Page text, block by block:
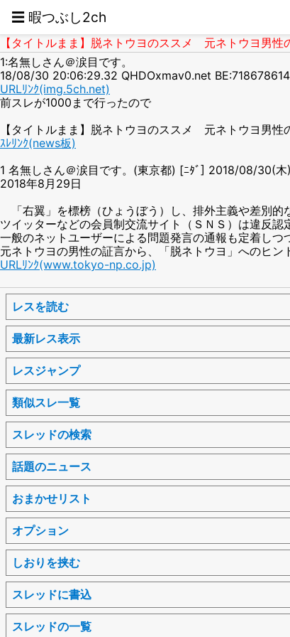
☰ 暇つぶし2ch
【タイトルまま】脱ネトウヨのススメ 元ネトウヨ男性
1:名無しさん＠涙目です。
18/08/30 20:06:29.32 QHDOxmav0.net
URLﾘﾝｸ(img.5ch.net)
前スレが1000まで行ったので
【タイトルまま】脱ネトウヨのススメ 元ネトウヨ男性
ｽﾚﾘﾝｸ(news板)
1 名無しさん＠涙目です。(東京都) [ﾆﾀﾞ] 2018/08/30(
2018年8月29日
「右翼」を標榜（ひょうぼう）し、排外主義や差別的
ツイッターなどの会員制交流サイト（ＳＮＳ）は違反
一般のネットユーザーによる問題発言の通報も定着しつ
元ネトウヨの男性の証言から、「脱ネトウヨ」へのヒ
URLﾘﾝｸ(www.tokyo-np.co.jp)
レスを読む
最新レス表示
レスジャンプ
類似スレ一覧
スレッドの検索
話題のニュース
おまかせリスト
オプション
しおりを挟む
スレッドに書込
スレッドの一覧